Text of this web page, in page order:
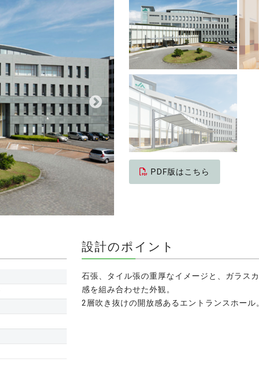
PDF版はこちら
設計のポイント
石張、タイル張の重厚なイメージと、ガラス
感を組み合わせた外観。
2層吹き抜けの開放感あるエントランスホール